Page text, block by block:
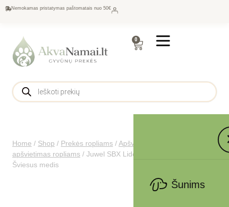
Nemokamas pristatymas paštomatais nuo 50€
0
Šunims
Home / Shop / Prekės ropliams / Apšvietimas ropliams
apšvietimas ropliams / Juwel SBX Lido 120 spintelė akvariumui
Šviesus medis